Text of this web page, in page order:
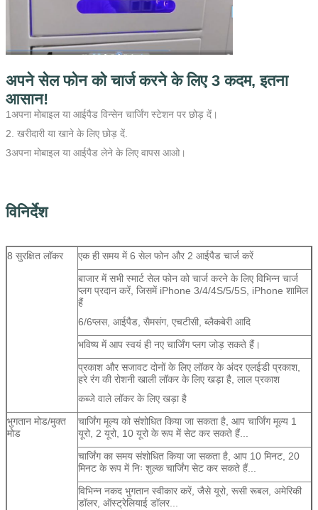
प्रस्तुत
अपने सेल फोन को चार्ज करने के लिए 3 कदम, इतना
आसान!
1अपना मोबाइल या आईपैड विन्सेन चार्जिंग स्टेशन पर छोड़ दें।
2. खरीदारी या खाने के लिए छोड़ दें.
3अपना मोबाइल या आईपैड लेने के लिए वापस आओ।
विनिर्देश
8 सुरक्षित लॉकर
एक ही समय में 6 सेल फोन और 2 आईपैड चार्ज करें
बाजार में सभी स्मार्ट सेल फोन को चार्ज करने के लिए विभिन्न चार्ज
प्लग प्रदान करें, जिसमें iPhone 3/4/4S/5/5S, iPhone शामिल
हैं
6/6प्लस, आईपैड, सैमसंग, एचटीसी, ब्लैकबेरी आदि
भविष्य में आप स्वयं ही नए चार्जिंग प्लग जोड़ सकते हैं।
प्रकाश और सजावट दोनों के लिए लॉकर के अंदर एलईडी प्रकाश,
हरे रंग की रोशनी खाली लॉकर के लिए खड़ा है, लाल प्रकाश
कब्जे वाले लॉकर के लिए खड़ा है
भुगतान मोड/मुक्त
मोड
चार्जिंग मूल्य को संशोधित किया जा सकता है, आप चार्जिंग मूल्य 1
यूरो, 2 यूरो, 10 यूरो के रूप में सेट कर सकते हैं...
चार्जिंग का समय संशोधित किया जा सकता है, आप 10 मिनट, 20
मिनट के रूप में निः शुल्क चार्जिंग सेट कर सकते हैं...
विभिन्न नकद भुगतान स्वीकार करें, जैसे यूरो, रूसी रूबल, अमेरिकी
डॉलर, ऑस्ट्रेलियाई डॉलर...